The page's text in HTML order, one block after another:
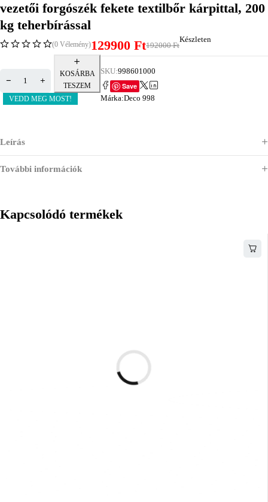
vezetői forgószék fekete textilbőr kárpittal, 200
kg teherbírással
(0 Vélemény) 192000Ft
129900 Ft Készleten
KOSÁRBA
TESZEM
VEDD MEG MOST!
SKU:998601000
Save
Márka:Deco 998
Leírás
További információk
Kapcsolódó termékek